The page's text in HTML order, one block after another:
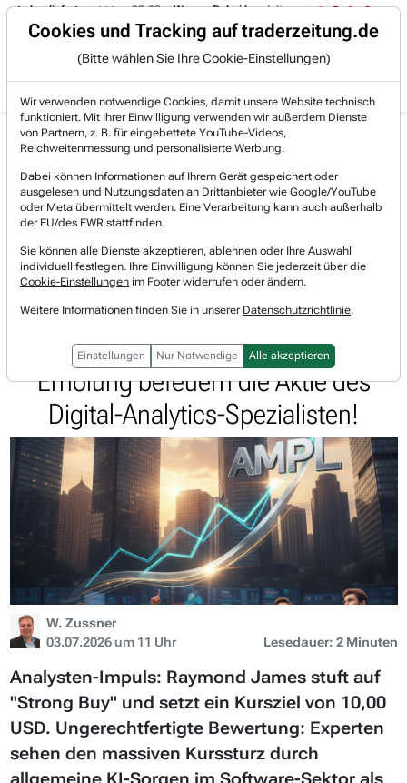
Trading-Room
abgeliefert. 09:08 - Wynxx: Dabei handelt es sich um eine
Gratis Account Login
Jetzt registrieren und gratis Artikel lesen.
Bereits bei TraderFox registriert? Jetzt anmelden!
Home Lists & Rankings
Pivotal-Points
Amplitude (AMPL) im Pivotal-Point-Check: „Strong...
Amplitude Watchlist
Amplitude (AMPL) im Pivotal-
Point-Check: „Strong Buy“-
Analysten-Rating und Sektor-
Erholung befeuern die Aktie des
Digital-Analytics-Spezialisten!
W. Zussner
03.07.2026 um 11 Uhr
Lesedauer: 2 Minuten
Analysten-Impuls: Raymond James stuft auf
"Strong Buy" und setzt ein Kursziel von 10,00
USD. Ungerechtfertigte Bewertung: Experten
sehen den massiven Kurssturz durch
Cookies und Tracking auf traderzeitung.de
(Bitte wählen Sie Ihre Cookie-Einstellungen)
Wir verwenden notwendige Cookies, damit unsere Website technisch
funktioniert. Mit Ihrer Einwilligung verwenden wir außerdem Dienste
von Partnern, z. B. für eingebettete YouTube-Videos,
Reichweitenmessung und personalisierte Werbung.
Dabei können Informationen auf Ihrem Gerät gespeichert oder
ausgelesen und Nutzungsdaten an Drittanbieter wie Google/YouTube
oder Meta übermittelt werden. Eine Verarbeitung kann auch außerhalb
der EU/des EWR stattfinden.
Sie können alle Dienste akzeptieren, ablehnen oder Ihre Auswahl
individuell festlegen. Ihre Einwilligung können Sie jederzeit über die
Cookie-Einstellungen im Footer widerrufen oder ändern.
Weitere Informationen finden Sie in unserer Datenschutzrichtlinie.
Einstellungen Nur Notwendige Alle akzeptieren